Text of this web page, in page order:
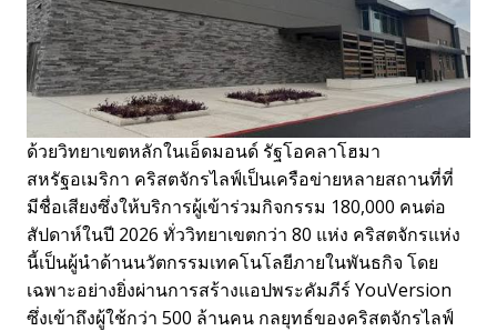
ด้วยวิทยาเขตหลักในเอ็ดมอนด์ รัฐโอคลาโฮมา
สหรัฐอเมริกา คริสตจักรไลฟ์เป็นเครือข่ายหลายสถานที่ที่
มีชื่อเสียงซึ่งให้บริการผู้เข้าร่วมกิจกรรม 180,000 คนต่อ
สัปดาห์ในปี 2026 ทั่ววิทยาเขตกว่า 80 แห่ง คริสตจักรแห่ง
นี้เป็นผู้นำด้านนวัตกรรมเทคโนโลยีภายในพันธกิจ โดย
เฉพาะอย่างยิ่งผ่านการสร้างแอปพระคัมภีร์ YouVersion
ซึ่งเข้าถึงผู้ใช้กว่า 500 ล้านคน กลยุทธ์ของคริสตจักรไลฟ์